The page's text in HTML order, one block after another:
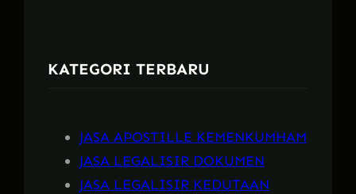
h
KATEGORI TERBARU
JASA APOSTILLE KEMENKUMHAM
JASA LEGALISIR DOKUMEN
JASA LEGALISIR KEDUTAAN